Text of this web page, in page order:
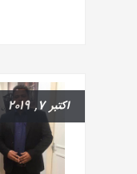
اکتبر 7, 2019